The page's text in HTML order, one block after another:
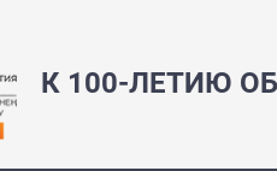
К 100-ЛЕТИЮ